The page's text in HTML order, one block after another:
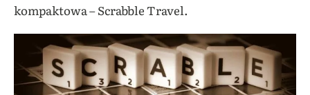
kompaktowa – Scrabble Travel.